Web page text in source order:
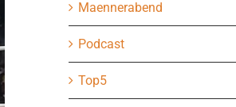
Maennerabend
Podcast
Top5